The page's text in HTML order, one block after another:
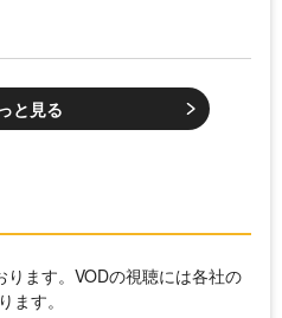
と見る
ます。VODの視聴には各社の
ます。